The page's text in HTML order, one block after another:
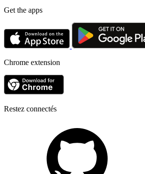
Get the apps
Chrome extension
Restez connectés